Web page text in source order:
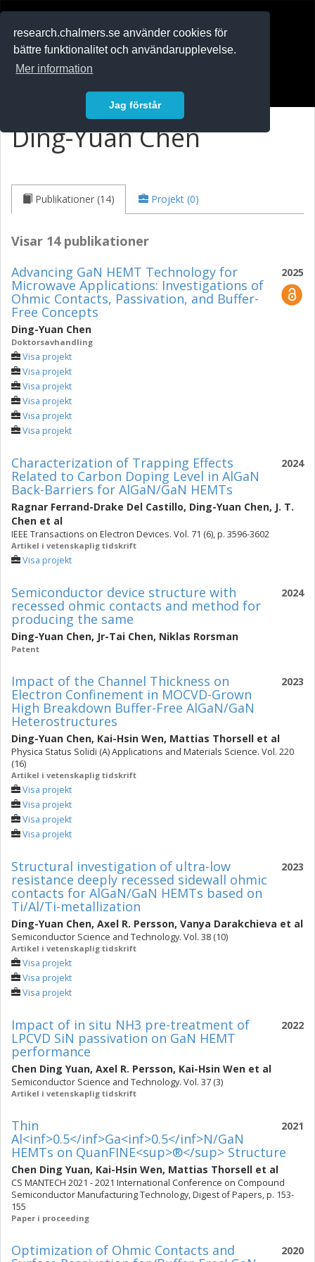
research.chalmers.se använder cookies för
bättre funktionalitet och användarupplevelse.
Mer information
Jag förstår
Ding-Yuan Chen
Publikationer (14) Projekt (0)
Visar 14 publikationer
2025
Advancing GaN HEMT Technology for
Microwave Applications: Investigations of
Ohmic Contacts, Passivation, and Buffer-
Free Concepts
Ding-Yuan Chen
Doktorsavhandling
Visa projekt
Visa projekt
Visa projekt
Visa projekt
Visa projekt
Visa projekt
2024
Characterization of Trapping Effects
Related to Carbon Doping Level in AlGaN
Back-Barriers for AlGaN/GaN HEMTs
Ragnar Ferrand-Drake Del Castillo, Ding-Yuan Chen, J. T.
Chen et al
IEEE Transactions on Electron Devices. Vol. 71 (6), p. 3596-3602
Artikel i vetenskaplig tidskrift
Visa projekt
2024
Semiconductor device structure with
recessed ohmic contacts and method for
producing the same
Ding-Yuan Chen, Jr-Tai Chen, Niklas Rorsman
Patent
2023
Impact of the Channel Thickness on
Electron Confinement in MOCVD-Grown
High Breakdown Buffer-Free AlGaN/GaN
Heterostructures
Ding-Yuan Chen, Kai-Hsin Wen, Mattias Thorsell et al
Physica Status Solidi (A) Applications and Materials Science. Vol. 220
(16)
Artikel i vetenskaplig tidskrift
Visa projekt
Visa projekt
Visa projekt
Visa projekt
2023
Structural investigation of ultra-low
resistance deeply recessed sidewall ohmic
contacts for AlGaN/GaN HEMTs based on
Ti/Al/Ti-metallization
Ding-Yuan Chen, Axel R. Persson, Vanya Darakchieva et al
Semiconductor Science and Technology. Vol. 38 (10)
Artikel i vetenskaplig tidskrift
Visa projekt
Visa projekt
Visa projekt
2022
Impact of in situ NH3 pre-treatment of
LPCVD SiN passivation on GaN HEMT
performance
Chen Ding Yuan, Axel R. Persson, Kai-Hsin Wen et al
Semiconductor Science and Technology. Vol. 37 (3)
Artikel i vetenskaplig tidskrift
2021
Thin
Al<inf>0.5</inf>Ga<inf>0.5</inf>N/GaN
HEMTs on QuanFINE<sup>®</sup> Structure
Chen Ding Yuan, Kai-Hsin Wen, Mattias Thorsell et al
CS MANTECH 2021 - 2021 International Conference on Compound
Semiconductor Manufacturing Technology, Digest of Papers, p. 153-
155
Paper i proceeding
2020
Optimization of Ohmic Contacts and